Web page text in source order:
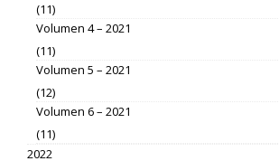
(11)
Volumen 4 – 2021
(11)
Volumen 5 – 2021
(12)
Volumen 6 – 2021
(11)
2022